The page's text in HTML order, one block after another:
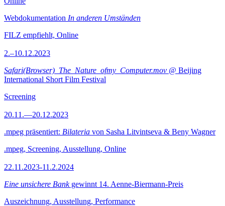
Webdokumentation In anderen Umständen
FILZ empfiehlt, Online
2.–10.12.2023
Safari(Browser)_The_Nature_ofmy_Computer.mov @ Beijing
International Short Film Festival
Screening
20.11.—20.12.2023
.mpeg präsentiert: Bilateria von Sasha Litvintseva & Beny Wagner
.mpeg, Screening, Ausstellung, Online
22.11.2023-11.2.2024
Eine unsichere Bankgewinnt 14. Aenne-Biermann-Preis
Auszeichnung, Ausstellung, Performance